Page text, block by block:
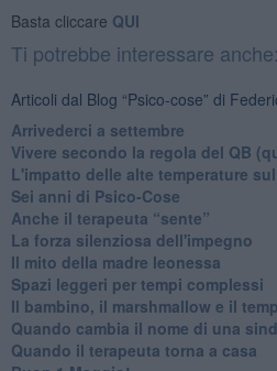
Basta cliccare QUI
Ti potrebbe interessare anche:
Articoli dal Blog “Psico-cose” di
​Arrivederci a settembre
​Vivere secondo la regola del QB
​L'impatto delle alte temperature
Sei anni di Psico-Cose
​Anche il terapeuta “sente”
​La forza silenziosa dell'impegno
​Il mito della madre leonessa
Spazi leggeri per tempi complessi
Il bambino, il marshmallow e il
​Quando cambia il nome di una
​Quando il terapeuta torna a casa